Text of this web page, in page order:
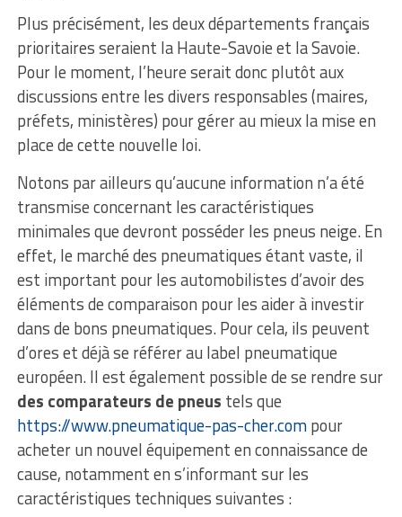
Plus précisément, les deux départements français
prioritaires seraient la Haute-Savoie et la Savoie.
Pour le moment, l’heure serait donc plutôt aux
discussions entre les divers responsables (maires,
préfets, ministères) pour gérer au mieux la mise en
place de cette nouvelle loi.
Notons par ailleurs qu’aucune information n’a été
transmise concernant les caractéristiques
minimales que devront posséder les pneus neige. En
effet, le marché des pneumatiques étant vaste, il
est important pour les automobilistes d’avoir des
éléments de comparaison pour les aider à investir
dans de bons pneumatiques. Pour cela, ils peuvent
d’ores et déjà se référer au label pneumatique
européen. Il est également possible de se rendre sur
des comparateurs de pneus tels que
https://www.pneumatique-pas-cher.compour
acheter un nouvel équipement en connaissance de
cause, notamment en s’informant sur les
caractéristiques techniques suivantes :